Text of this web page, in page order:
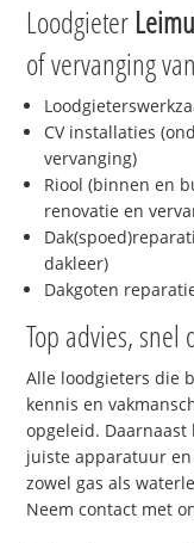
Loodgieter
of vervanging
CV installaties
vervanging)
Riool (binnen en
renovatie en
dakleer)
Dakgoten
Top advies, snel
Alle loodgieters die
kennis en
opgeleid.
juiste apparatuur
zowel gas als
Neem contact met